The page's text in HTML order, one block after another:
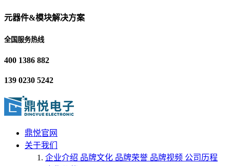
元器件&模块解决方案
全国服务热线
400 1386 882
139 0230 5242
鼎悦官网
关于我们
企业介绍 品牌文化 品牌荣誉 品牌视频 公司历程